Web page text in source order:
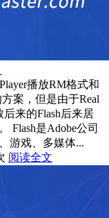
播放RM格式和
案，但是由于Real
来的Flash后来居
Flash是Adobe公司
游戏、多媒体...
阅读全文